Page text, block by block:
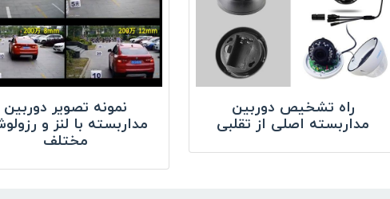
راه تشخیص دوربین
مداربسته اصلی از تقلبی
نمونه تصویر دوربین
مداربسته با لنز و
مختلف